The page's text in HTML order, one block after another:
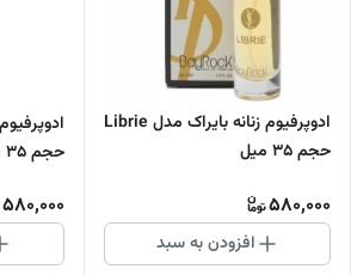
ادوپرفیوم زنانه بایراک مدل Librie
حجم 35 میل
580,000
افزودن به سبد
حجم 35 میل
580,000